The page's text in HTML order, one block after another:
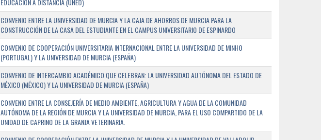
EDUCACIÓN A DISTANCIA (UNED)
CONVENIO ENTRE LA UNIVERSIDAD DE MURCIA Y LA CAJA DE AHORROS DE MURCIA PARA LA
CONSTRUCCIÓN DE LA CASA DEL ESTUDIANTE EN EL CAMPUS UNIVERSITARIO DE ESPINARDO
CONVENIO DE COOPERACIÓN UNIVERSITARIA INTERNACIONAL ENTRE LA UNIVERSIDAD DE MINHO
(PORTUGAL) Y LA UNIVERSIDAD DE MURCIA (ESPAÑA)
CONVENIO DE INTERCAMBIO ACADÉMICO QUE CELEBRAN: LA UNIVERSIDAD AUTÓNOMA DEL ESTADO DE
MÉXICO (MÉXICO) Y LA UNIVERSIDAD DE MURCIA (ESPAÑA)
CONVENIO ENTRE LA CONSEJERÍA DE MEDIO AMBIENTE, AGRICULTURA Y AGUA DE LA COMUNIDAD
AUTÓNOMA DE LA REGIÓN DE MURCIA Y LA UNIVERSIDAD DE MURCIA, PARA EL USO COMPARTIDO DE LA
UNIDAD DE CAPRINO DE LA GRANJA VETERINARIA.